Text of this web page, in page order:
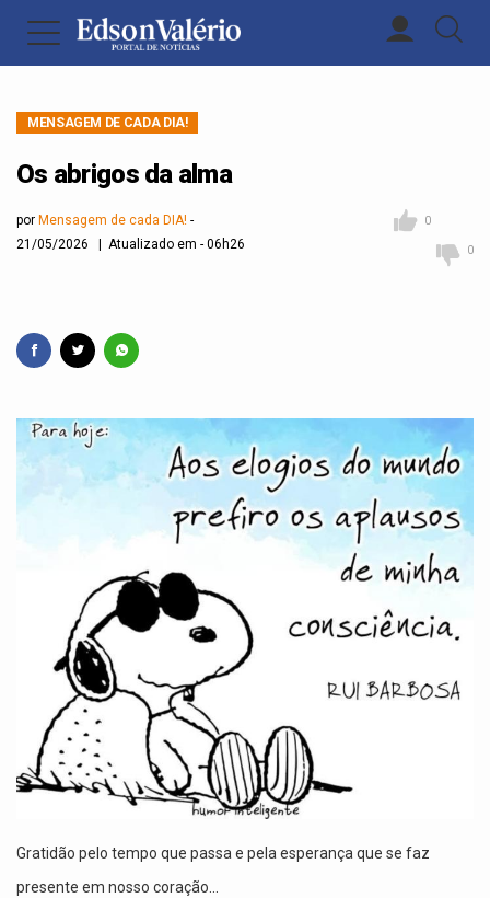
MENSAGEM DE CADA DIA!
Os abrigos da alma
por Mensagem de cada DIA!
21/05/2026 | Atualizado em - 06h26
0
0
Gratidão pelo tempo que passa e pela esperança que se faz
presente em nosso coração...